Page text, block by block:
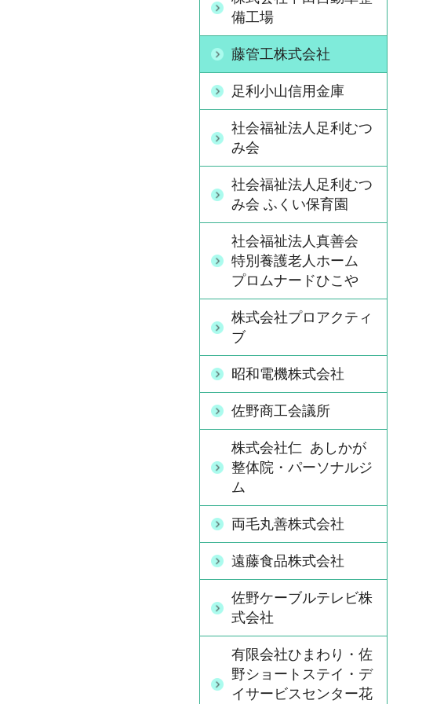
備工場
藤管工株式会社
足利小山信用金庫
社会福祉法人足利むつ
み会
社会福祉法人足利むつ
み会 ふくい保育園
社会福祉法人真善会
特別養護老人ホーム
プロムナードひこや
株式会社プロアクティ
ブ
昭和電機株式会社
佐野商工会議所
株式会社仁 あしかが
整体院・パーソナルジ
ム
両毛丸善株式会社
遠藤食品株式会社
佐野ケーブルテレビ株
式会社
有限会社ひまわり・佐
野ショートステイ・デ
イサービスセンター花